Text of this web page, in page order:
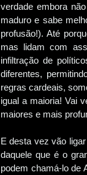
verdade embora
maduro e sabe
profusão!). Até
mas lidam com
infiltração de
diferentes,
regras cardeais,
igual a maioria! Vai
maiores e mais
E desta vez vão
daquele que é o
podem chamá-lo de